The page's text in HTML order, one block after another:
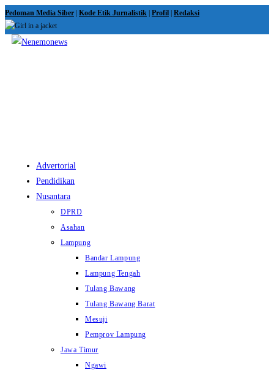
Skip
to
content
Pedoman Media Siber Kode Etik Jurnalistik Profil Redaksi
Advertorial
Pendidikan
Nusantara
DPRD
Asahan
Lampung
Bandar Lampung
Lampung Tengah
Tulang Bawang
Tulang Bawang Barat
Mesuji
Pemprov Lampung
Jawa Timur
Ngawi